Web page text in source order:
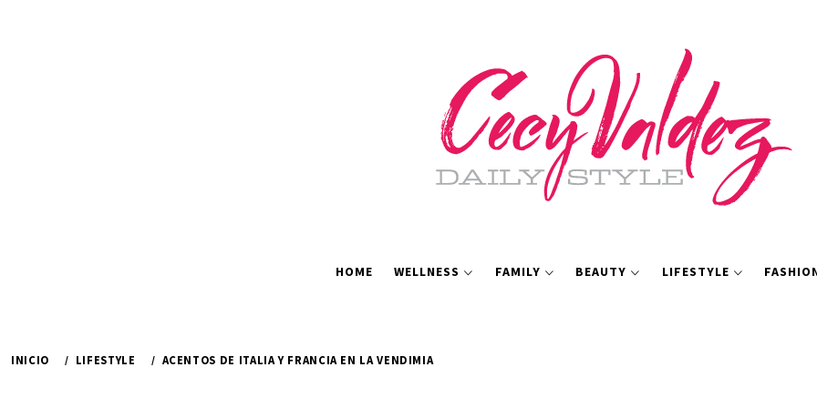
HOME WELLNESS FAMILY BEAUTY LIFESTYLE
INICIO LIFESTYLE ACENTOS DE ITALIA Y FRANCIA EN LA VENDIMIA